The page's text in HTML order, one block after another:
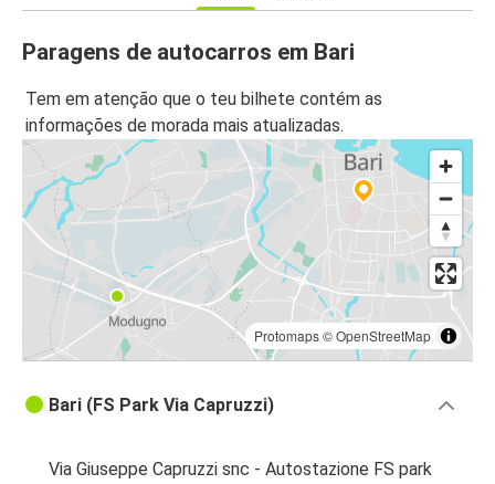
Paragens de autocarros em Bari
Tem em atenção que o teu bilhete contém as
informações de morada mais atualizadas.
Protomaps©OpenStreetMap
Bari (FS Park Via Capruzzi)
Via Giuseppe Capruzzi snc - Autostazione FS park